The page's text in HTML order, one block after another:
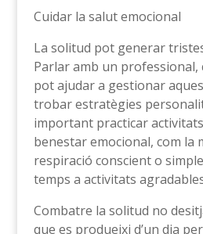
Cuidar la salut emocional
La solitud pot generar
Parlar amb un professional,
pot ajudar a gestionar
trobar estratègies
important practicar
benestar emocional, com la
respiració conscient o
temps a activitats
Combatre la solitud no
que es produeixi d’un dia